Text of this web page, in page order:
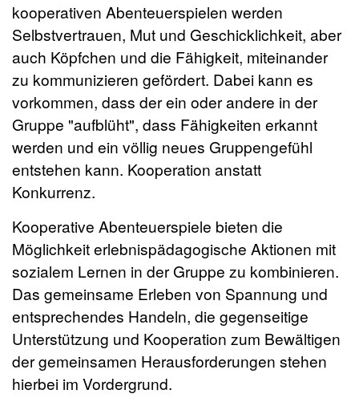
kooperativen Abenteuerspielen werden
Selbstvertrauen, Mut und Geschicklichkeit, aber
auch Köpfchen und die Fähigkeit, miteinander
zu kommunizieren gefördert. Dabei kann es
vorkommen, dass der ein oder andere in der
Gruppe "aufblüht", dass Fähigkeiten erkannt
werden und ein völlig neues Gruppengefühl
entstehen kann. Kooperation anstatt
Konkurrenz.
Kooperative Abenteuerspiele bieten die
Möglichkeit erlebnispädagogische Aktionen mit
sozialem Lernen in der Gruppe zu kombinieren.
Das gemeinsame Erleben von Spannung und
entsprechendes Handeln, die gegenseitige
Unterstützung und Kooperation zum Bewältigen
der gemeinsamen Herausforderungen stehen
hierbei im Vordergrund.